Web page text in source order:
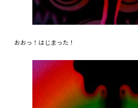
おおっ！はじまった！